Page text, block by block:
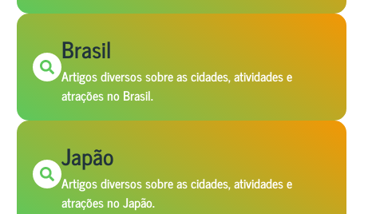
Brasil
Artigos diversos sobre as cidades, atividades e
atrações no Brasil.
Japão
Artigos diversos sobre as cidades, atividades e
atrações no Japão.